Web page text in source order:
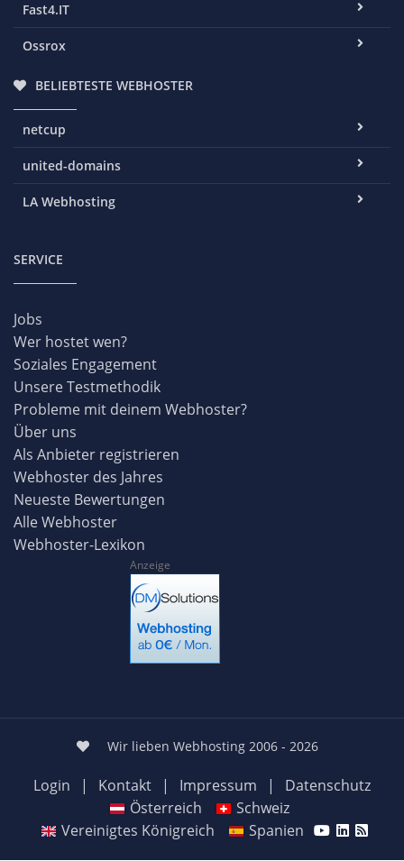
Fast4.IT
Ossrox
BELIEBTESTE WEBHOSTER
netcup
united-domains
LA Webhosting
SERVICE
Jobs
Wer hostet wen?
Soziales Engagement
Unsere Testmethodik
Probleme mit deinem Webhoster?
Über uns
Als Anbieter registrieren
Webhoster des Jahres
Neueste Bewertungen
Alle Webhoster
Webhoster-Lexikon
Anzeige
Wir lieben Webhosting 2006 - 2026
Login | Kontakt | Impressum |
Datenschutz
Österreich
Schweiz
Vereinigtes Königreich
Spanien